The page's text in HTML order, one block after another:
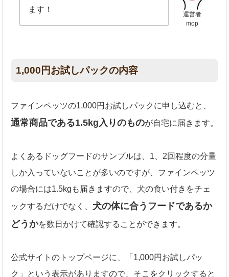
運営者
mop
ます！
1,000円お試しパックの内容
ファインペッツの1,000円お試しパックに申し込むと、
通常商品である1.5kg入りのものが自宅に届きます。
よくあるドッグフードのサンプルは、1、2回程度の分量
しか入っていないことが多いのですが、ファインペッツ
の場合には1.5kgも届きますので、犬の食い付きをチェ
ックするだけでなく、 犬の体に合うフードであるか
どうかを数日かけて確認することができます。
公式サイトのトップページに、「1,000円お試しパッ
ク」という表示がありますので、そこをクリックすると